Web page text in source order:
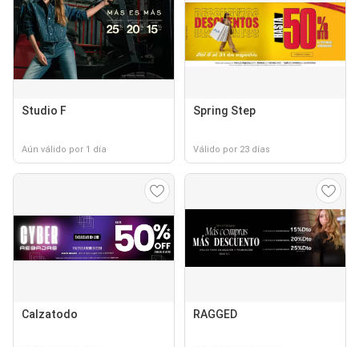
Studio F
Aún válido por 1 día
Spring Step
Válido por 23 días
Calzatodo RAGGED